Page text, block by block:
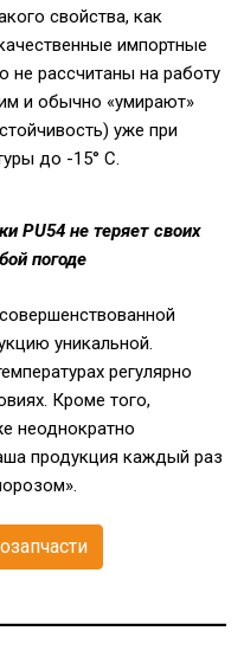
свойства, как
импортные
не рассчитаны на работу
и обычно «умирают»
уже при
до -15° C.
PU54 не теряет своих
погоде
уникальной.
регулярно
Кроме того,
неоднократно
продукция каждый раз